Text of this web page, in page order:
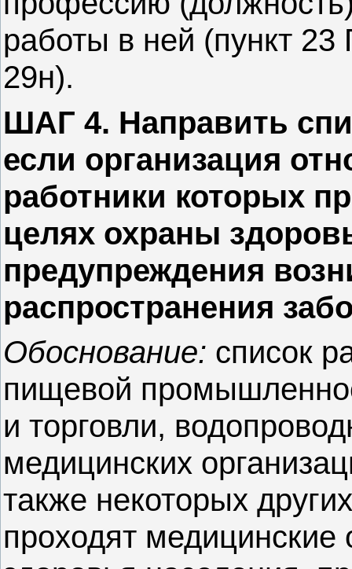
работы в ней (пункт
29н).
ШАГ 4. Направить
если организация
работники которых
целях охраны
предупреждения
распространения
Обоснование: список
пищевой
и торговли,
медицинских
также некоторых
проходят